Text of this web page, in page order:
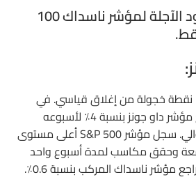
ارتفعت العقود الآجلة لمؤشر ناسداك 100
مؤشر داو هو مجرد 72 نقطة خجولة من إغلاق قياسي. في
الأسبوع الماضي ، ارتفع مؤشر داو جونز بنسبة 4٪ لأسبوعه
الإيجابي الثاني على التوالي. سجل مؤشر S&P 500 أعلى مستوى
وحقق مكاسب لمدة أسبوع واحد